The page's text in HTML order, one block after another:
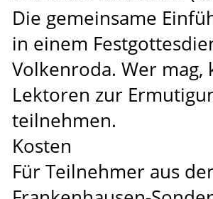
Die gemeinsame
in einem
Volkenroda. Wer
Lektoren zur
teilnehmen.
Kosten
Für Teilnehmer aus